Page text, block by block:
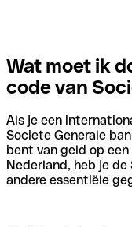
Wat moet ik
code van
Als je een
Societe Generale
bent van geld op
Nederland, heb je de
andere essentiële